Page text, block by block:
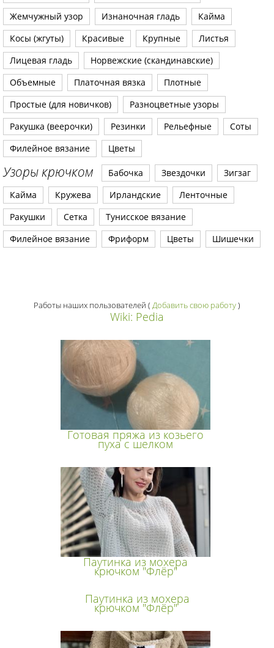
Жемчужный узор
Изнаночная гладь
Кайма
Косы (жгуты)
Красивые Крупные
Листья
Лицевая гладь
Норвежские (скандинавские)
Объемные
Платочная вязка
Плотные
Простые (для новичков)
Разноцветные узоры
Ракушка (веерочки)
Резинки Рельефные
Соты
Филейное вязание
Цветы
Узоры крючком Бабочка Звездочки
Зигзаг
Кайма
Кружева Ирландские
Ленточные
Ракушки
Сетка
Тунисское вязание
Филейное вязание
Фриформ Цветы Шишечки
Работы наших пользователей ( Добавить свою работу)
Wiki: Pedia
Готовая пряжа из козьего
пуха с шелком
Паутинка из мохера
крючком "Флёр"
Паутинка из мохера
крючком "Флёр"